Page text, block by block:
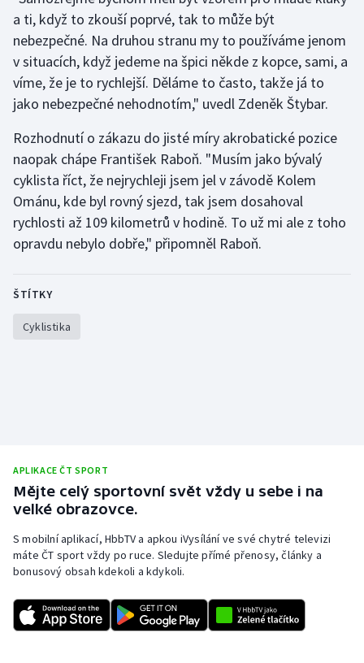
Stolní tenis
Triatlon
Vodní slalom
Volejbal
Ostatní
a ti, když to zkouší poprvé, tak to může být
nebezpečné. Na druhou stranu my to používáme jenom
v situacích, když jedeme na špici někde z kopce, sami, a
víme, že je to rychlejší. Děláme to často, takže já to
jako nebezpečné nehodnotím," uvedl Zdeněk Štybar.
Rozhodnutí o zákazu do jisté míry akrobatické pozice
naopak chápe František Raboň. "Musím jako bývalý
cyklista říct, že nejrychleji jsem jel v závodě Kolem
Ománu, kde byl rovný sjezd, tak jsem dosahoval
rychlosti až 109 kilometrů v hodině. To už mi ale z toho
opravdu nebylo dobře," připomněl Raboň.
ŠTÍTKY
Cyklistika
APLIKACE ČT SPORT
Mějte celý sportovní svět vždy u sebe i na
velké obrazovce.
S mobilní aplikací, HbbTV a apkou iVysílání ve své chytré televizi
máte ČT sport vždy po ruce. Sledujte přímé přenosy, články a
bonusový obsah kdekoli a kdykoli.